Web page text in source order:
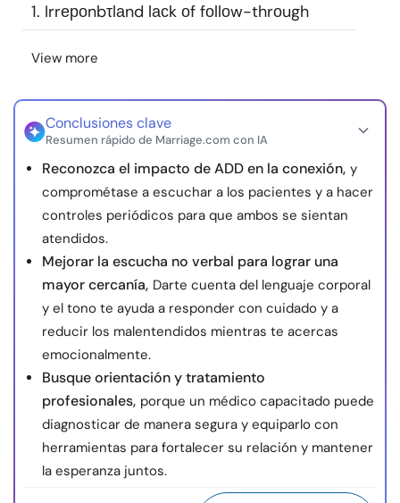
Sobre nosotros Contáctanos
nosotros
© Copyright 2026. Todos los derechos reservados.
1. Irrероnbτlаnd lасk оf fоllоw-thrоugh
View more
Conclusiones clave
Resumen rápido de Marriage.com con IA
Reconozca el impacto de ADD en la conexión, y
comprométase a escuchar a los pacientes y a hacer
controles periódicos para que ambos se sientan
atendidos.
Mejorar la escucha no verbal para lograr una
mayor cercanía, Darte cuenta del lenguaje corporal
y el tono te ayuda a responder con cuidado y a
reducir los malentendidos mientras te acercas
emocionalmente.
Busque orientación y tratamiento
profesionales, porque un médico capacitado puede
diagnosticar de manera segura y equiparlo con
herramientas para fortalecer su relación y mantener
la esperanza juntos.